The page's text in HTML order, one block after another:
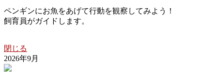
ペンギンにお魚をあげて行動を観察してみよう！
飼育員がガイドします。
閉じる
2026年9月